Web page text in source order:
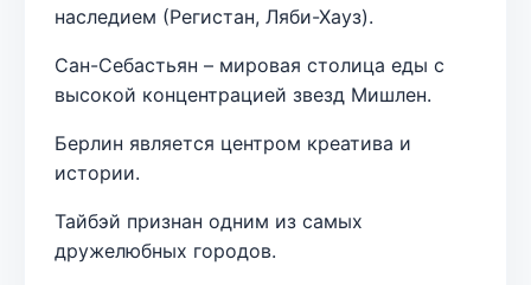
наследием (Регистан, Ляби-Хауз).
Сан-Себастьян – мировая столица еды с
высокой концентрацией звезд Мишлен.
Берлин является центром креатива и
истории.
Тайбэй признан одним из самых
дружелюбных городов.